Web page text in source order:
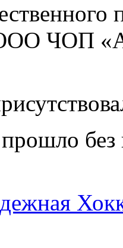
ЧОП
без